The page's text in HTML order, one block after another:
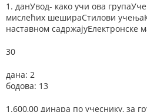
1. данУвод- како учи ова
мислећих шешираСтилови
наставном
30
дана: 2
бодова: 13
1.600,00 динара по учеснику, за